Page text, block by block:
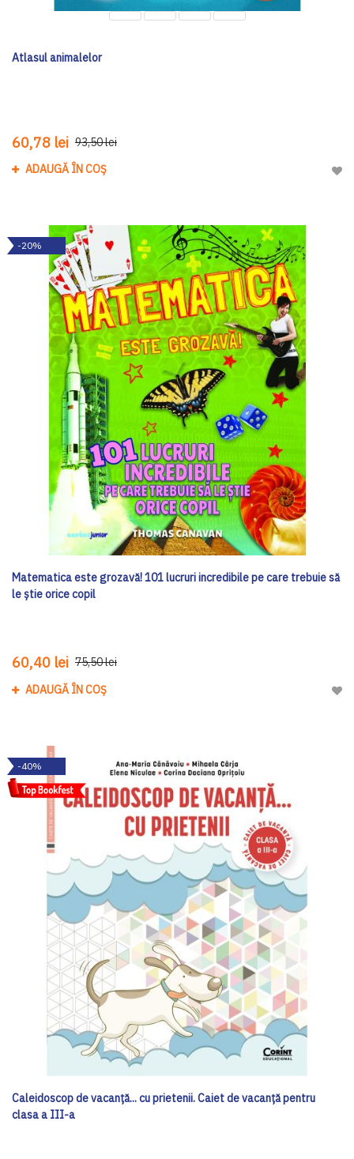
Atlasul animalelor
60,78 lei 93,50 lei
ADAUGĂ ÎN COȘ
-20%
Matematica este grozavă! 101 lucruri incredibile pe care trebuie să
le știe orice copil
60,40 lei 75,50 lei
ADAUGĂ ÎN COȘ
-40%
Caleidoscop de vacanță... cu prietenii. Caiet de vacanţă pentru
clasa a III-a